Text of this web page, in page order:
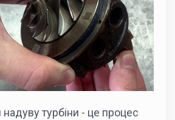
турбіни - це процес